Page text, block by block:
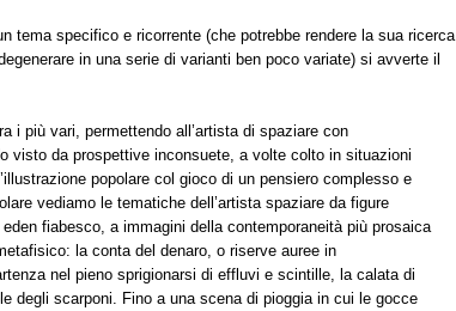
tema specifico e ricorrente (che potrebbe rendere la sua ricerca
in una serie di varianti ben poco variate) si avverte il
i più vari, permettendo all’artista di spaziare con
visto da prospettive inconsuete, a volte colto in situazioni
popolare col gioco di un pensiero complesso e
vediamo le tematiche dell’artista spaziare da figure
fiabesco, a immagini della contemporaneità più prosaica
la conta del denaro, o riserve auree in
nel pieno sprigionarsi di effluvi e scintille, la calata di
degli scarponi. Fino a una scena di pioggia in cui le gocce